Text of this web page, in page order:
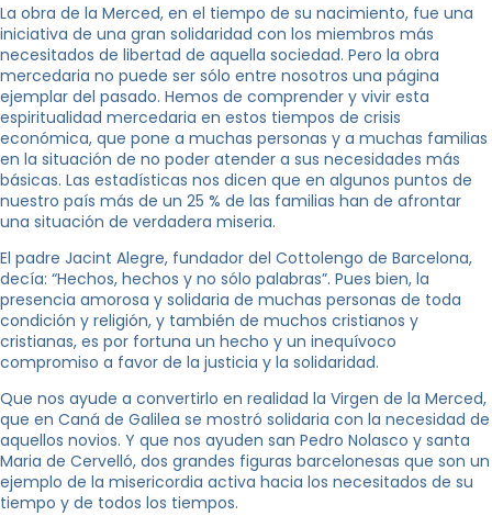
La obra de la Merced, en el tiempo de su nacimiento, fue una
iniciativa de una gran solidaridad con los miembros más
necesitados de libertad de aquella sociedad. Pero la obra
mercedaria no puede ser sólo entre nosotros una página
ejemplar del pasado. Hemos de comprender y vivir esta
espiritualidad mercedaria en estos tiempos de crisis
económica, que pone a muchas personas y a muchas familias
en la situación de no poder atender a sus necesidades más
básicas. Las estadísticas nos dicen que en algunos puntos de
nuestro país más de un 25 % de las familias han de afrontar
una situación de verdadera miseria.
El padre Jacint Alegre, fundador del Cottolengo de Barcelona,
decía: “Hechos, hechos y no sólo palabras”. Pues bien, la
presencia amorosa y solidaria de muchas personas de toda
condición y religión, y también de muchos cristianos y
cristianas, es por fortuna un hecho y un inequívoco
compromiso a favor de la justicia y la solidaridad.
Que nos ayude a convertirlo en realidad la Virgen de la Merced,
que en Caná de Galilea se mostró solidaria con la necesidad de
aquellos novios. Y que nos ayuden san Pedro Nolasco y santa
Maria de Cervelló, dos grandes figuras barcelonesas que son un
ejemplo de la misericordia activa hacia los necesitados de su
tiempo y de todos los tiempos.